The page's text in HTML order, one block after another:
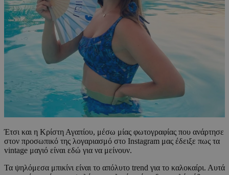
Έτσι και η Κρίστη Αγαπίου, μέσω μίας φωτογραφίας που ανάρτησε
στον προσωπικό της λογαριασμό στο Instagram μας έδειξε πως τα
vintage μαγιό είναι εδώ για να μείνουν.
Τα ψηλόμεσα μπικίνι είναι το απόλυτο trend για το καλοκαίρι. Αυτά